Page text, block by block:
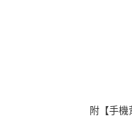
附【手